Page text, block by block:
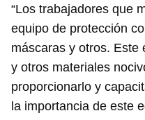
“Los trabajadores que
equipo de protección
máscaras y otros. Este
y otros materiales
proporcionarlo y
la importancia de este